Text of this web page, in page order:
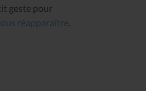
geste pour
réapparaître.